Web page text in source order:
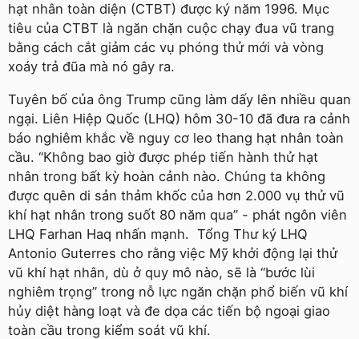
hạt nhân toàn diện (CTBT) được ký năm 1996. Mục
tiêu của CTBT là ngăn chặn cuộc chạy đua vũ trang
bằng cách cắt giảm các vụ phóng thử mới và vòng
xoáy trả đũa mà nó gây ra.
Tuyên bố của ông Trump cũng làm dấy lên nhiều quan
ngại. Liên Hiệp Quốc (LHQ) hôm 30-10 đã đưa ra cảnh
báo nghiêm khắc về nguy cơ leo thang hạt nhân toàn
cầu. “Không bao giờ được phép tiến hành thử hạt
nhân trong bất kỳ hoàn cảnh nào. Chúng ta không
được quên di sản thảm khốc của hơn 2.000 vụ thử vũ
khí hạt nhân trong suốt 80 năm qua” - phát ngôn viên
LHQ Farhan Haq nhấn mạnh. Tổng Thư ký LHQ
Antonio Guterres cho rằng việc Mỹ khởi động lại thử
vũ khí hạt nhân, dù ở quy mô nào, sẽ là “bước lùi
nghiêm trọng” trong nỗ lực ngăn chặn phổ biến vũ khí
hủy diệt hàng loạt và đe dọa các tiến bộ ngoại giao
toàn cầu trong kiểm soát vũ khí.